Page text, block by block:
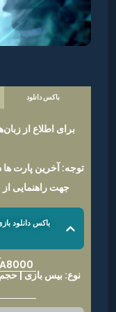
باکس دانلود
برای اطلاع از
توجه: آخرین پارت
جهت راهنمایی